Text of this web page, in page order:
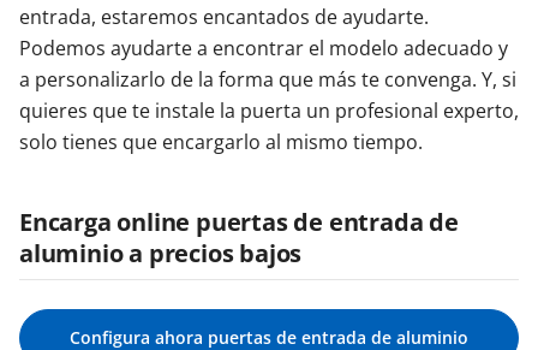
entrada, estaremos encantados de ayudarte.
Podemos ayudarte a encontrar el modelo adecuado y
a personalizarlo de la forma que más te convenga. Y, si
quieres que te instale la puerta un profesional experto,
solo tienes que encargarlo al mismo tiempo.
Encarga online puertas de entrada de
aluminio a precios bajos
Configura ahora puertas de entrada de aluminio